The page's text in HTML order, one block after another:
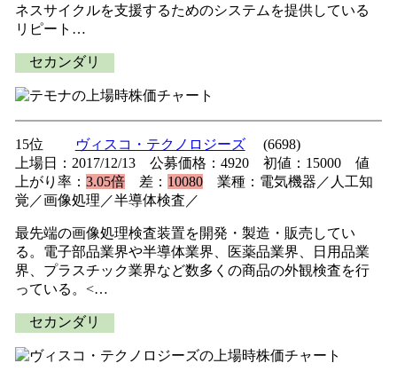
ネスサイクルを支援するためのシステムを提供している
リピート…
セカンダリ
15位 ヴィスコ・テクノロジーズ
(6698)
上場日：2017/12/13 公募価格：4920 初値：15000 値
上がり率： 3.05倍差： 10080業種：電気機器／人工知
覚／画像処理／半導体検査／
最先端の画像処理検査装置を開発・製造・販売してい
る。電子部品業界や半導体業界、医薬品業界、日用品業
界、プラスチック業界など数多くの商品の外観検査を行
っている。<…
セカンダリ